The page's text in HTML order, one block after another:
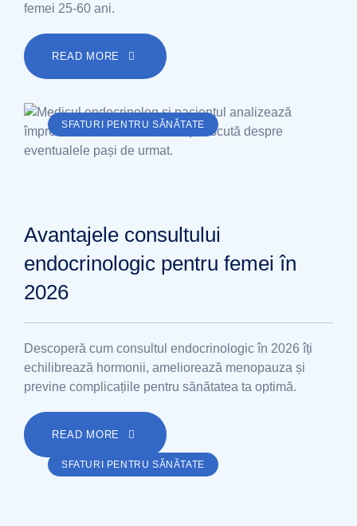
femei 25-60 ani.
READ MORE
SFATURI PENTRU SĂNĂTATE
Avantajele consultului
endocrinologic pentru femei în
2026
Descoperă cum consultul endocrinologic în 2026 îți
echilibrează hormonii, ameliorează menopauza și
previne complicațiile pentru sănătatea ta optimă.
READ MORE
SFATURI PENTRU SĂNĂTATE